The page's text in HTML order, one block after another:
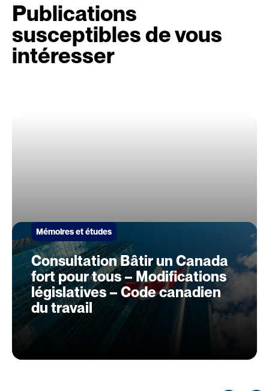
Publications
susceptibles de vous
intéresser
Mémoires et études
Consultation Bâtir un Canada
fort pour tous – Modifications
législatives – Code canadien
du travail